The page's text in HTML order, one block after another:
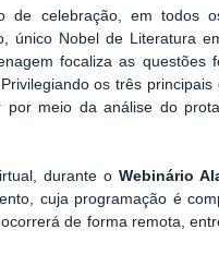
de celebração, em todos
único Nobel de Literatura
focaliza as questões
os três principais
meio da análise do
durante o Webinário
cuja programação é
de forma remota,